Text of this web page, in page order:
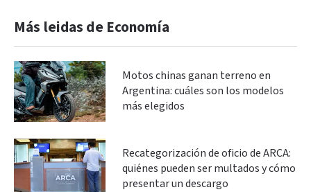
Más leidas de Economía
Motos chinas ganan terreno en
Argentina: cuáles son los modelos
más elegidos
Recategorización de oficio de ARCA:
quiénes pueden ser multados y cómo
presentar un descargo